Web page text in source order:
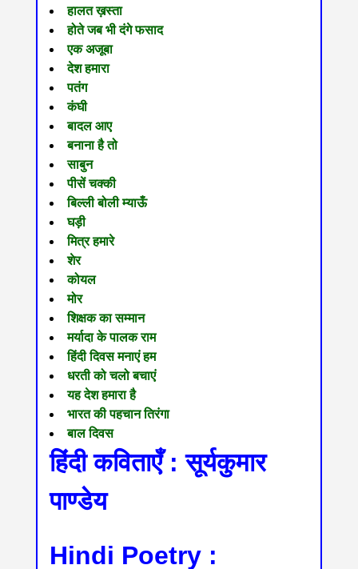
हालत ख़स्ता
होते जब भी दंगे फसाद
एक अजूबा
देश हमारा
पतंग
कंघी
बादल आए
बनाना है तो
साबुन
पीसें चक्की
बिल्ली बोली म्याऊँ
घड़ी
मित्र हमारे
शेर
कोयल
मोर
शिक्षक का सम्मान
मर्यादा के पालक राम
हिंदी दिवस मनाएं हम
धरती को चलो बचाएं
यह देश हमारा है
भारत की पहचान तिरंगा
बाल दिवस
हिंदी कविताएँ : सूर्यकुमार
पाण्डेय
Hindi Poetry :